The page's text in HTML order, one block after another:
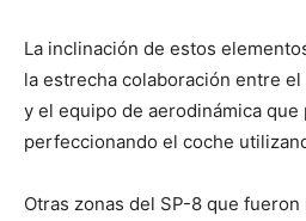
La inclinación de estos
la estrecha colaboración entre
y el equipo de aerodinámica que
perfeccionando el coche
Otras zonas del SP-8 que